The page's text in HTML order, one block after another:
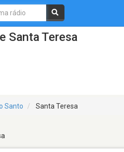
Santa Teresa
Santo Santa Teresa